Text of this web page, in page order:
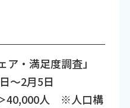
ア・満足度調査」
～2月5日
40,000人 ※人口構